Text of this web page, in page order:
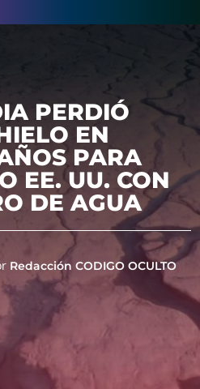
PERDIÓ
EN
PARA
EE. UU. CON
DE AGUA
Redacción CODIGO OCULTO